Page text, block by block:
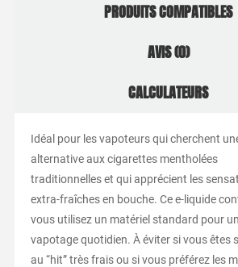
PRODUITS COMPATIBLES
AVIS (0)
CALCULATEURS
Idéal pour les vapoteurs qui cherchent
alternative aux cigarettes mentholées
traditionnelles et qui apprécient les
extra-fraîches en bouche. Ce e-liquide
vous utilisez un matériel standard pour un
vapotage quotidien. À éviter si vous êtes
au “hit” très frais ou si vous préférez les